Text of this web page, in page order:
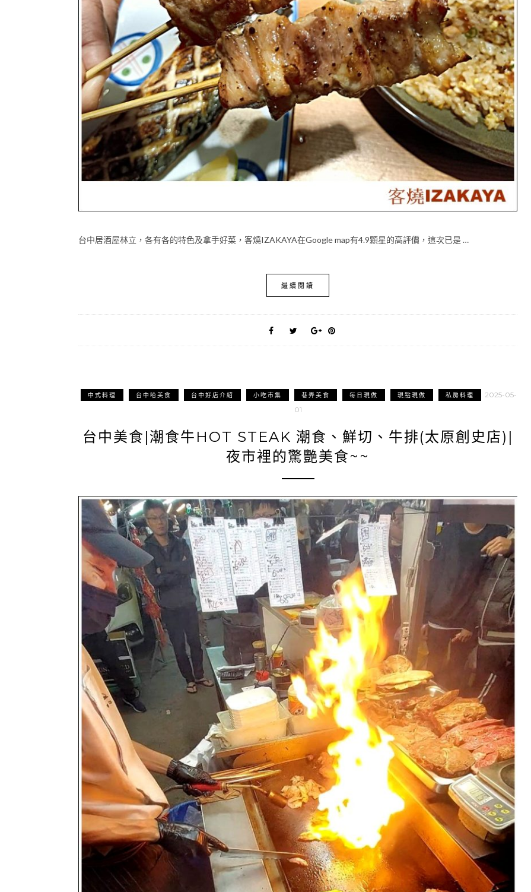
台中居酒屋林立，各有各的特色及拿手好菜，客燒IZAKAYA在Google map有4.9顆星的高評價，這次已是 …
繼續閱讀
中式料理 台中哈美食 台中好店介紹 小吃市集 巷弄美食 每日現做 現點現做 私房料理
2025-05-
01
台中美食|潮食牛HOT STEAK 潮食、鮮切、牛排(太原創史店)|
夜市裡的驚艷美食~~